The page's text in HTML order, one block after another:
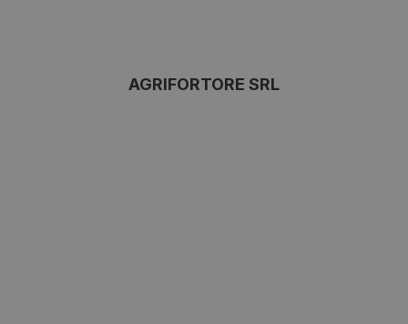
AGRIFORTORE SRL